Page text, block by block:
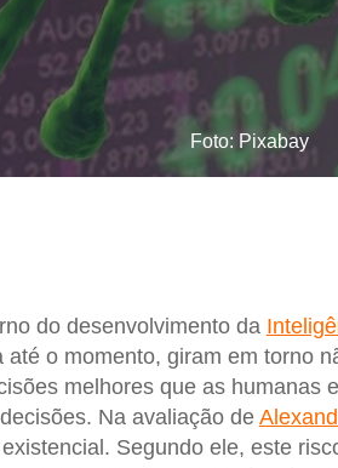
Foto: Pixabay
do desenvolvimento da
até o momento, giram em torno
melhores que as humanas
Na avaliação de
Segundo ele, este